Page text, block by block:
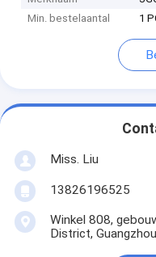
Min. bestelaantal
1
Miss. Liu
13826196525
Winkel 808,
District, Guangzhou